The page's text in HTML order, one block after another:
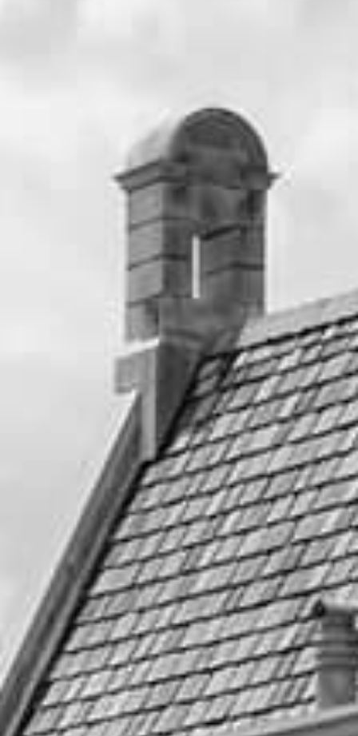
少人数ウェディング
ペットウェディング
抽選で選ばれたゲストが参加する
誰が選ばれるかわからないそんなドキドキも
刺すところを決めて
押し込む！！
セーフなのかアウトなのか
参加したゲストも周りのゲストも一緒の温度感で
ドキドキ・ワクワクを感じられる演出
お子様が多いご結婚式は、よりお勧め！！
ぜひ「ドキドキクラッカー」を
取り入れてみてください。